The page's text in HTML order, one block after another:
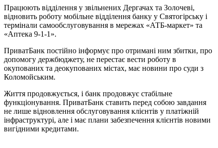
Працюють відділення у звільнених Дергачах та Золочеві,
відновить роботу мобільне відділення банку у Святогірську і
термінали самообслуговування в мережах «АТБ-маркет» та
«Аптека 9-1-1».
ПриватБанк постійно інформує про отримані ним збитки, про
допомогу держбюджету, не перестає вести роботу в
окупованих та деокупованих містах, має новини про суди з
Коломойським.
Життя продовжується, і банк продовжує стабільне
функціонування. ПриватБанк ставить перед собою завдання
не лише відновлення обслуговування клієнтів у платіжній
інфраструктурі, але і має плани забезпечення клієнтів новими
вигідними кредитами.